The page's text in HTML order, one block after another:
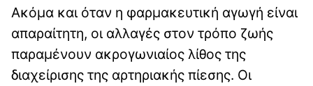
Ακόμα και όταν η φαρμακευτική αγωγή είναι
απαραίτητη, οι αλλαγές στον τρόπο ζωής
παραμένουν ακρογωνιαίος λίθος της
διαχείρισης της αρτηριακής πίεσης. Οι